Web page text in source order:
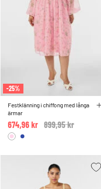
-25%
Festklänning i chiffong med långa
ärmar
Price reduced from
899,95 kr
674,96 kr